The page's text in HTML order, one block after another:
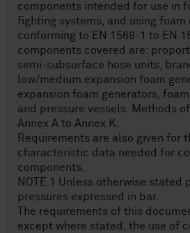
components intended for use in
fighting systems, and using foam
conforming to EN 1568-1 to EN
components covered are:
semi-subsurface hose units,
low/medium expansion foam
expansion foam generators,
and pressure vessels. Methods
Annex A to Annex K.
Requirements are also given for
characteristic data needed for
components.
NOTE 1 Unless otherwise stated
pressures expressed in bar.
The requirements of this
except where stated, the use of